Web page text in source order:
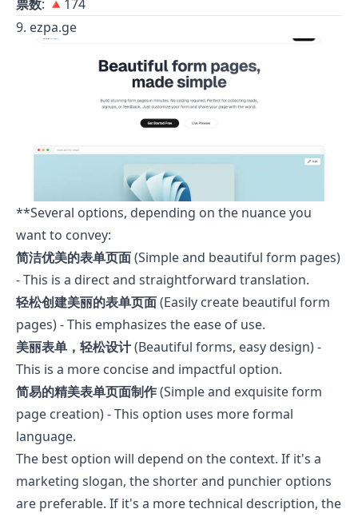
票数: 🔺174
9. ezpa.ge
**Several options, depending on the nuance you
want to convey:
简洁优美的表单页面(Simple and beautiful form pages)
- This is a direct and straightforward translation.
轻松创建美丽的表单页面(Easily create beautiful form
pages) - This emphasizes the ease of use.
美丽表单，轻松设计(Beautiful forms, easy design) -
This is a more concise and impactful option.
简易的精美表单页面制作(Simple and exquisite form
page creation) - This option uses more formal
language.
The best option will depend on the context. If it's a
marketing slogan, the shorter and punchier options
are preferable. If it's a more technical description, the